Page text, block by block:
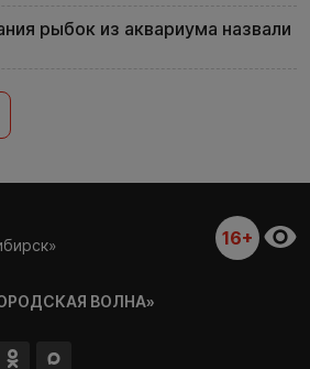
рыбок из аквариума назвали
16+
ВОЛНА»